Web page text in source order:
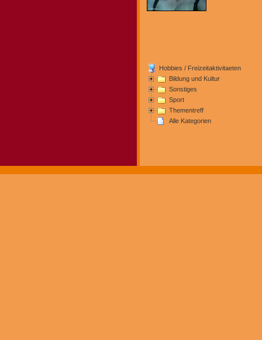
Hobbies / Freizeitaktivitaeten
Bildung und Kultur
Sonstiges
Sport
Thementreff
Alle Kategorien